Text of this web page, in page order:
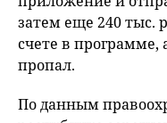
затем еще 240 тыс.
счете в программе,
пропал.
По данным